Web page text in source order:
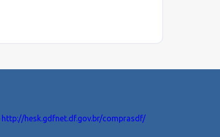
http://hesk.gdfnet.df.gov.br/comprasdf/